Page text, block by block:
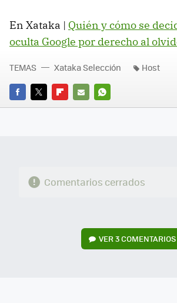
En Xataka | Quién y cómo se
oculta Google por derecho al
FACEBOOK
TWITTERFLIPBOARD
E-
WHATSAPP
TEMAS Xataka Selección Host
Comentarios cerrados
VER3 COMENTARIOS